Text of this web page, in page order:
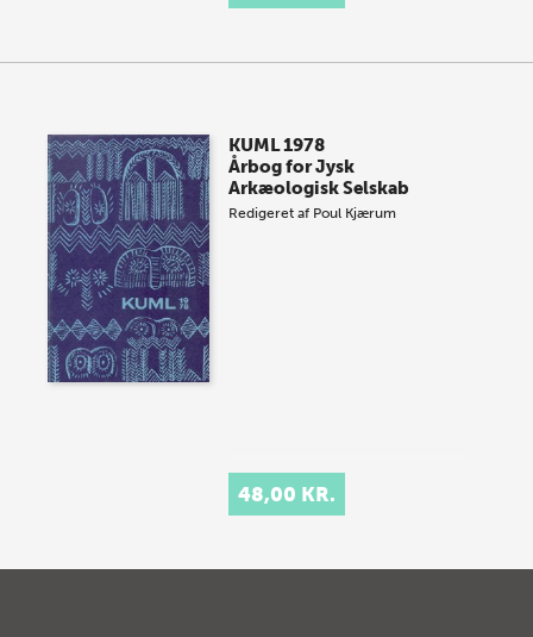
KUML 1978
Årbog for Jysk
Arkæologisk Selskab
Redigeret af Poul Kjærum
48,00 KR.